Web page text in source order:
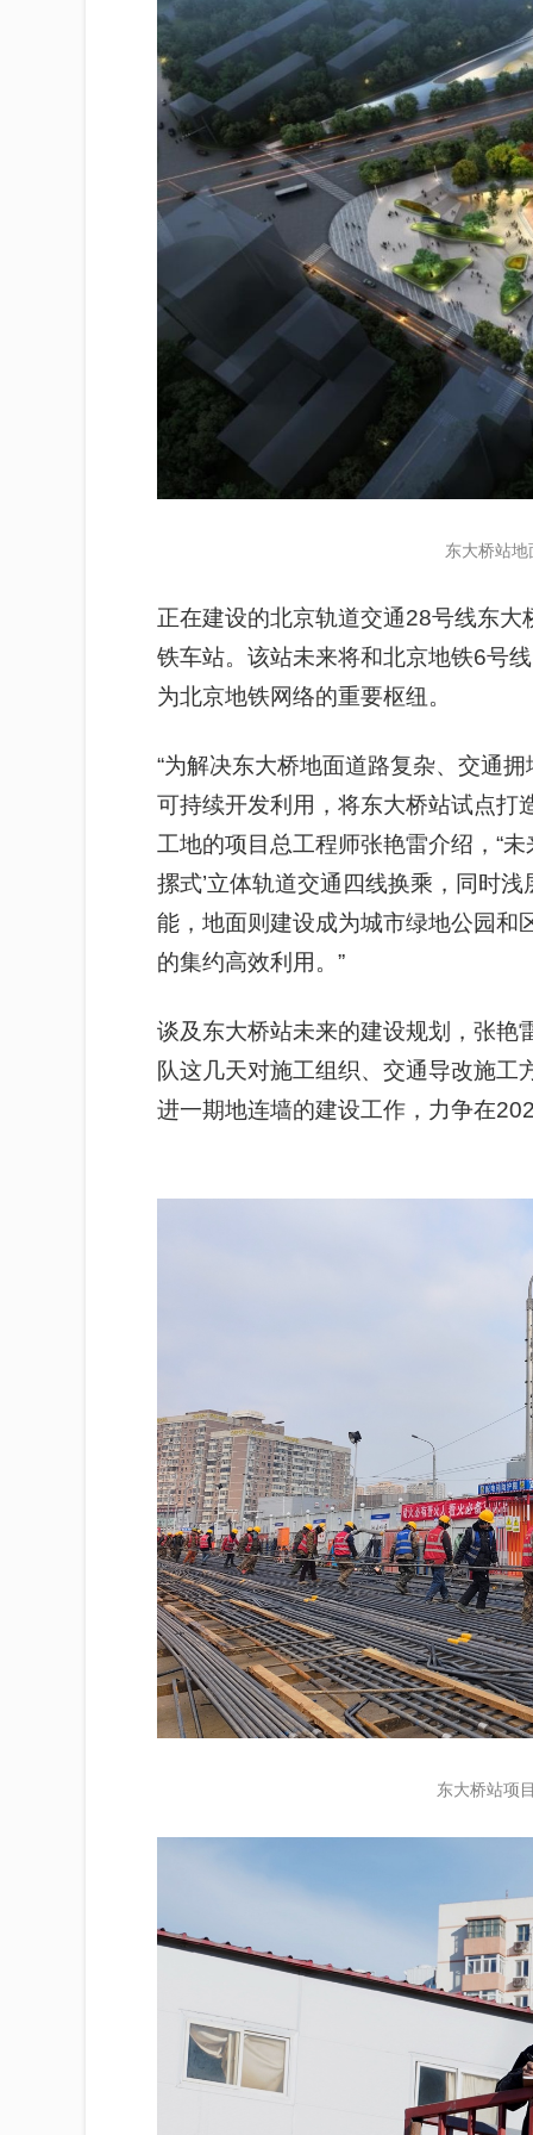
东大桥站
正在建设的北京轨道交通28号线东
铁车站。该站未来将和北京地铁6号
为北京地铁网络的重要枢纽。
“为解决东大桥地面道路复杂、交通
可持续开发利用，将东大桥站试点打
工地的项目总工程师张艳雷介绍，“未
摞式’立体轨道交通四线换乘，同时
能，地面则建设成为城市绿地公园和
的集约高效利用。”
谈及东大桥站未来的建设规划，张艳
队这几天对施工组织、交通导改施工
进一期地连墙的建设工作，力争在
东大桥站项